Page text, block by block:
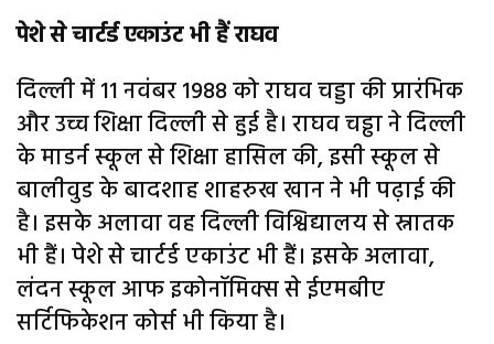
पेशे से चार्टर्ड एकाउंट भी हैं राघव
दिल्ली में 11 नवंबर 1988 को राघव चड्डा की प्रारंभिक
और उच्च शिक्षा दिल्ली से हुई है। राघव चड्ढा ने दिल्ली
के माडर्न स्कूल से शिक्षा हासिल की, इसी स्कूल से
बालीवुड के बादशाह शाहरुख खान ने भी पढ़ाई की
है। इसके अलावा वह दिल्ली विश्विद्यालय से स्नातक
भी हैं। पेशे से चार्टर्ड एकाउंट भी हैं। इसके अलावा,
लंदन स्कूल आफ इकोनॉमिक्स से ईएमबीए
सर्टिफिकेशन कोर्स भी किया है।